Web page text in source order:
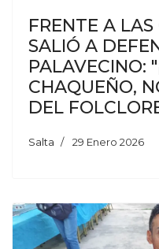
FRENTE A
SALIÓ A
PALAVECINO:
CHAQUEÑO,
DEL
Salta 29 Enero 2026